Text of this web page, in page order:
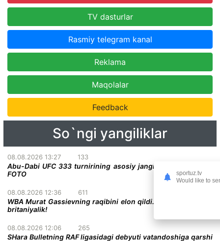
TV dasturlar
Rasmiy telegram kanal
Reklama
Maqolalar
Feedback
So`ngi yangiliklar
08.08.2026 13:27 133
Abu-Dabi UFC 333 turnirining asosiy jangi deyarli malum +
FOTO
08.08.2026 12:36 611
WBA Murat Gassievning raqibini elon qildi. U mag'lubiyatsiz
britaniyalik!
08.08.2026 12:06 265
SHara Bulletning RAF ligasidagi debyuti vatandoshiga qarshi
sportuz.tv
Would like to